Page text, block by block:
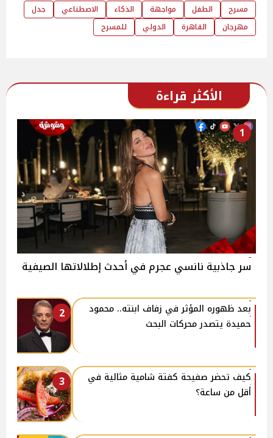
مسرح الطفل مواجهة الذكاء الاصطناعي
جدل
مهرجان
القاهرة الدولي للمسرح
الأكثر قراءة
1
سر جاذبية نانسي عجرم في أحدث إطلالاتها الصيفية
2
بعد ظهوره المؤثر في زفاف ابنته.. محمود
حميدة يتصدر محركات البحث
3
كيف تحضر صفيحة كفتة شامية مثالية في
أقل من ساعة؟